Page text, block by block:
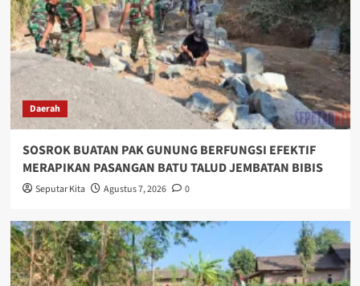
Daerah
SOSROK BUATAN PAK GUNUNG BERFUNGSI EFEKTIF
MERAPIKAN PASANGAN BATU TALUD JEMBATAN BIBIS
Seputar Kita Agustus 7, 2026 0